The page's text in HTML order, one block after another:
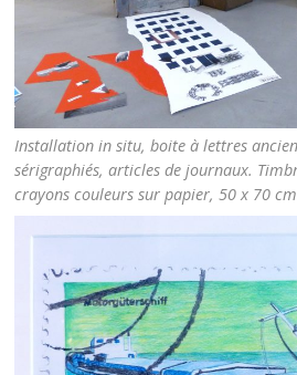
Installation in situ, boite à lettres
sérigraphiés, articles de journaux.
crayons couleurs sur papier, 50 x 70